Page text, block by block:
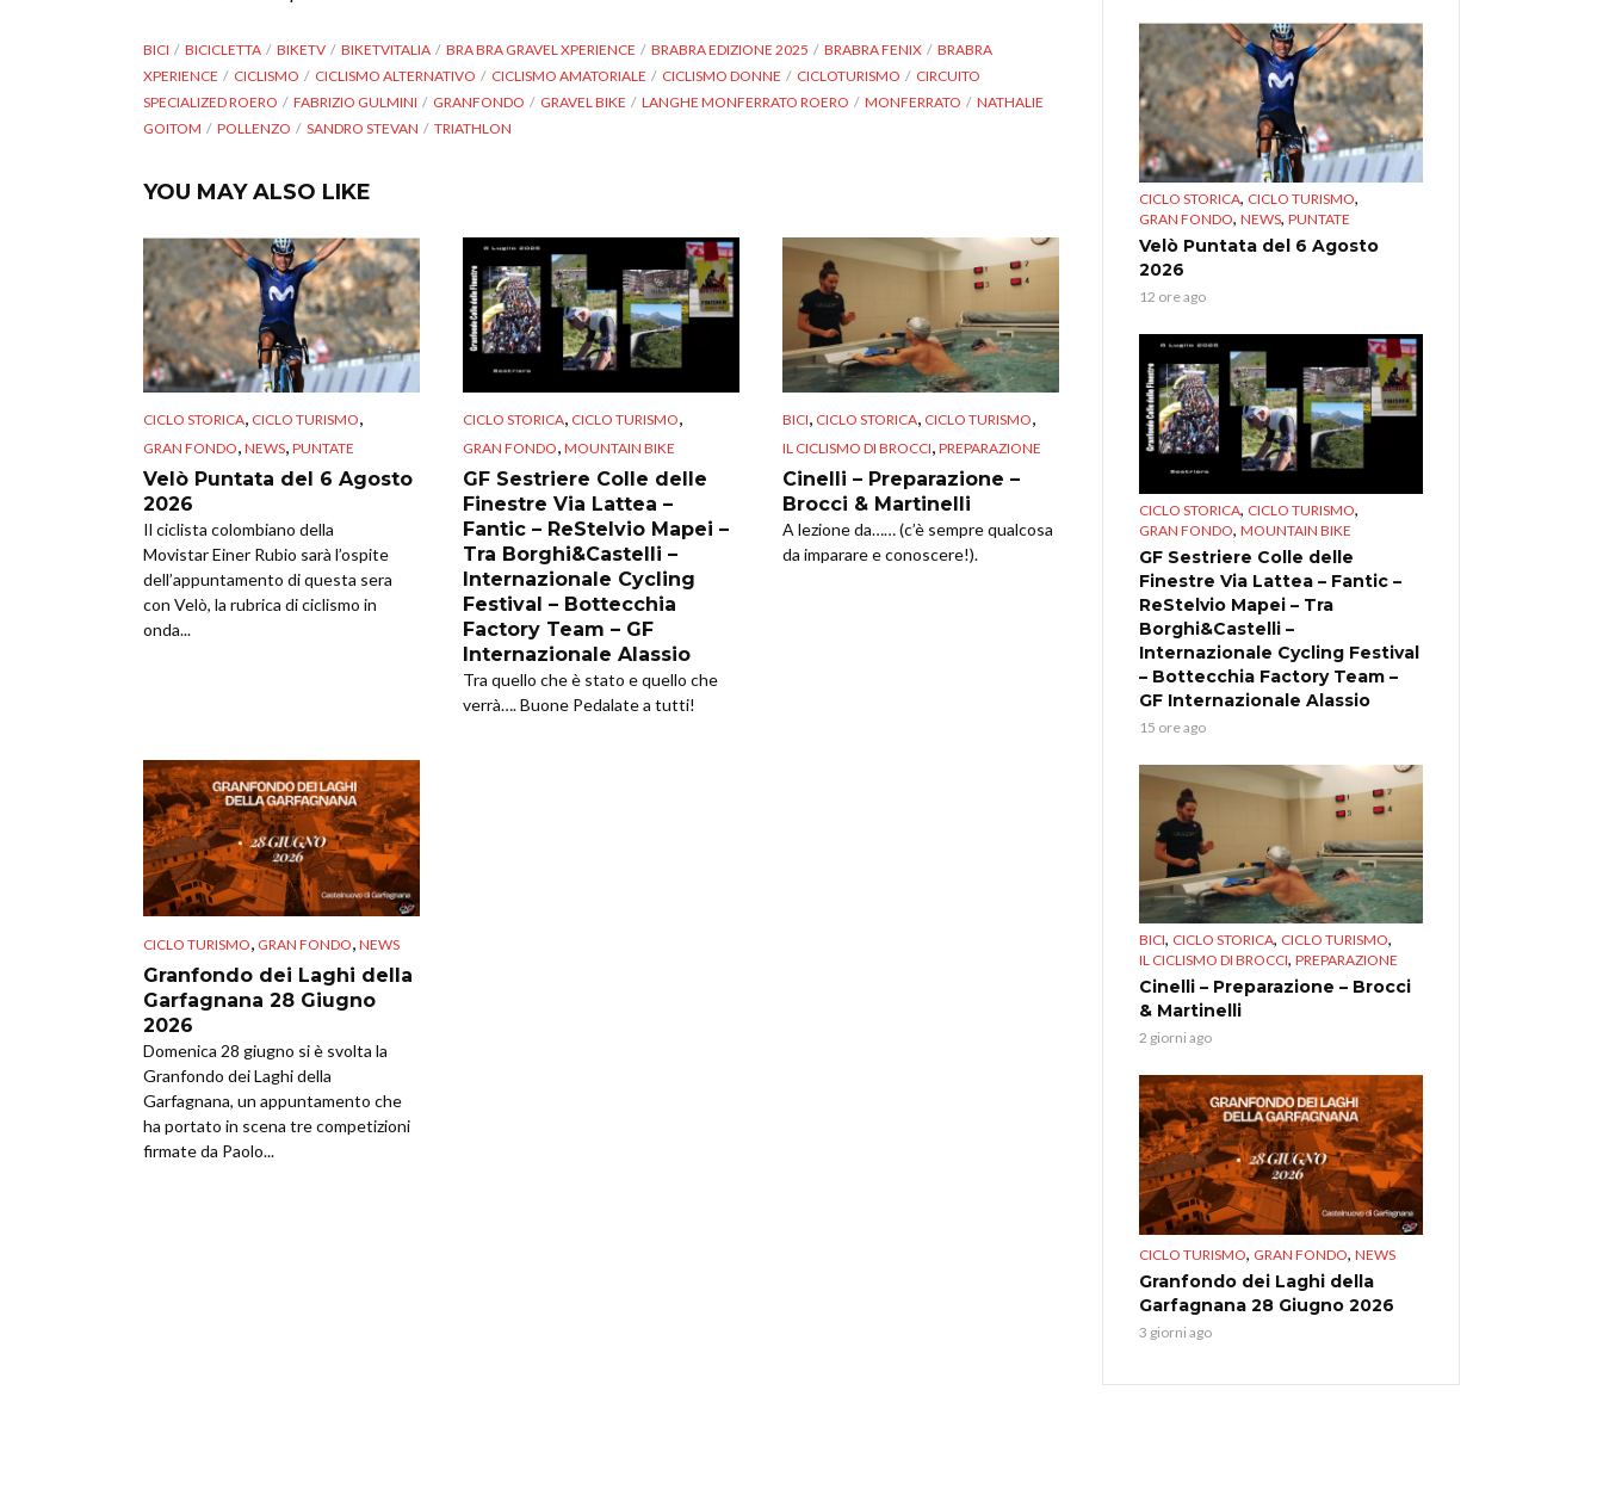
BICI BICICLETTA BIKETV BIKETVITALIA BRA BRA GRAVEL XPERIENCE BRABRA EDIZIONE 2025 BRABRA FENIX
BRABRA
XPERIENCE
CICLISMO CICLISMO ALTERNATIVO CICLISMO AMATORIALE CICLISMO DONNE CICLOTURISMO
CIRCUITO
SPECIALIZED ROERO
FABRIZIO GULMINI GRANFONDO GRAVEL BIKE LANGHE MONFERRATO ROERO MONFERRATO
NATHALIE
GOITOM
POLLENZO SANDRO STEVAN TRIATHLON
YOU MAY ALSO LIKE
CICLO STORICA, CICLO TURISMO,
GRAN FONDO, NEWS, PUNTATE
Velò Puntata del 6 Agosto
2026
Il ciclista colombiano della
Movistar Einer Rubio sarà l’ospite
dell’appuntamento di questa sera
con Velò, la rubrica di ciclismo in
onda...
CICLO STORICA, CICLO TURISMO,
GRAN FONDO, MOUNTAIN BIKE
GF Sestriere Colle delle
Finestre Via Lattea –
Fantic – ReStelvio Mapei –
Tra Borghi&Castelli –
Internazionale Cycling
Festival – Bottecchia
Factory Team – GF
Internazionale Alassio
Tra quello che è stato e quello che
verrà…. Buone Pedalate a tutti!
BICI, CICLO STORICA, CICLO TURISMO,
IL CICLISMO DI BROCCI, PREPARAZIONE
Cinelli – Preparazione –
Brocci & Martinelli
A lezione da…… (c’è sempre qualcosa
da imparare e conoscere!).
CICLO TURISMO GRAN FONDO NEWS
Granfondo dei Laghi della
Garfagnana 28 Giugno
2026
Domenica 28 giugno si è svolta la
Granfondo dei Laghi della
Garfagnana, un appuntamento che
ha portato in scena tre competizioni
firmate da Paolo...
CICLO STORICA, CICLO TURISMO,
GRAN FONDO, NEWS, PUNTATE
Velò Puntata del 6 Agosto
2026
12 ore ago
CICLO STORICA, CICLO TURISMO,
GRAN FONDO, MOUNTAIN BIKE
GF Sestriere Colle delle
Finestre Via Lattea – Fantic –
ReStelvio Mapei – Tra
Borghi&Castelli –
Internazionale Cycling Festival
– Bottecchia Factory Team –
GF Internazionale Alassio
15 ore ago
BICI, CICLO STORICA, CICLO TURISMO,
IL CICLISMO DI BROCCI, PREPARAZIONE
Cinelli – Preparazione – Brocci
& Martinelli
2 giorni ago
CICLO TURISMO, GRAN FONDO, NEWS
Granfondo dei Laghi della
Garfagnana 28 Giugno 2026
3 giorni ago